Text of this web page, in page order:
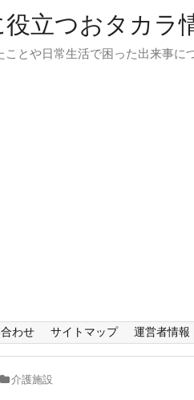
役立つおタカラ
ことや日常生活で困った出来事に
わせ サイトマップ 運営者情報
介護施設